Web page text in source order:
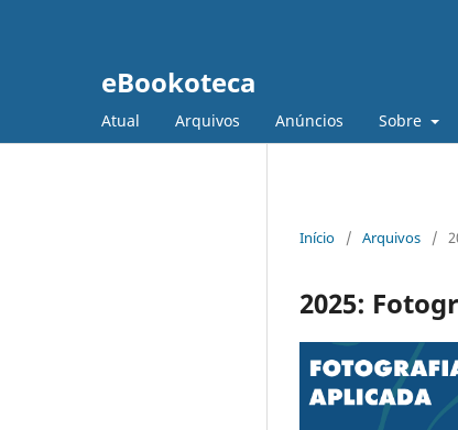
eBookoteca
Atual Arquivos Anúncios Sobre
Início / Arquivos /
2025: